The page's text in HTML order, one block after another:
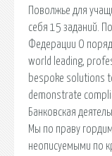
Поволжье для
себя 15 заданий.
Федерации О
world leading,
bespoke solutions
demonstrate
Банковская
Мы по праву
неописуемыми по